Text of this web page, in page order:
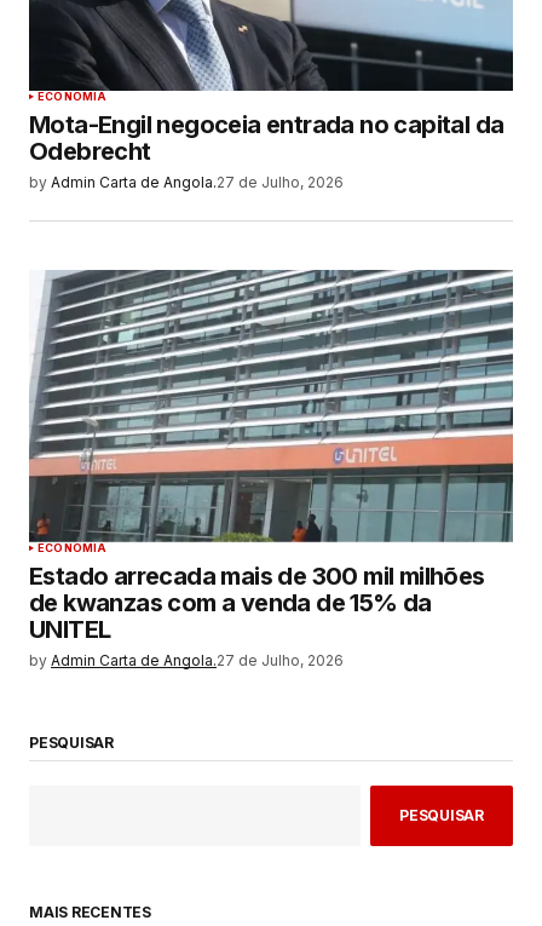
ECONOMIA
Mota-Engil negoceia entrada no capital da
Odebrecht
by Admin Carta de Angola.27 de Julho, 2026
ECONOMIA
Estado arrecada mais de 300 mil milhões
de kwanzas com a venda de 15% da
UNITEL
by Admin Carta de Angola.27 de Julho, 2026
PESQUISAR
PESQUISAR
MAIS RECENTES